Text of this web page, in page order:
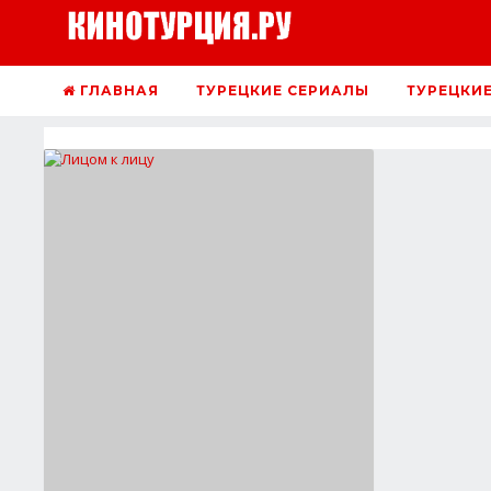
ГЛАВНАЯ ТУРЕЦКИЕ СЕРИАЛЫ